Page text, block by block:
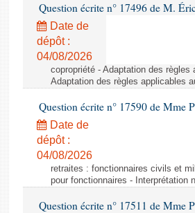
Question écrite n° 17496 de M.
Date de
dépôt :
04/08/2026
copropriété - Adaptation des
Adaptation des règles applicables
Question écrite n° 17590 de Mme
Date de
dépôt :
04/08/2026
retraites : fonctionnaires civils et
pour fonctionnaires - Interprétation
Question écrite n° 17511 de Mme